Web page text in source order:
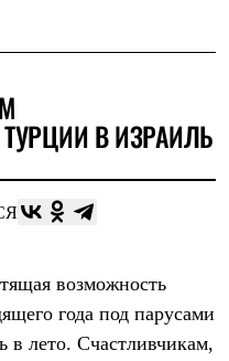
В ИЗРАИЛЬ
возможность
года под парусами
в лето. Счастливчикам,